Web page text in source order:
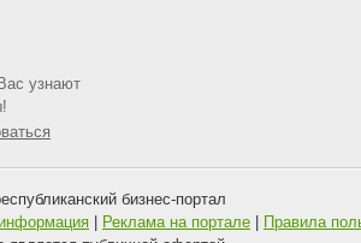
узнают
бизнес-портал
Реклама на портале
Правила